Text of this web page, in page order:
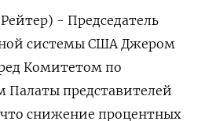
- Председатель
системы США Джером
Комитетом по
Палаты представителей
снижение процентных